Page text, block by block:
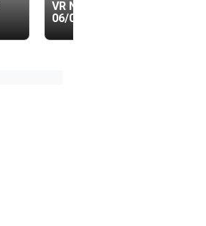
VR News Edizione 19.40
06/08/2026